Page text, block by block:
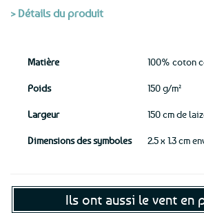
> Détails du produit
Matière 100% coton
Poids 150 g/m²
Largeur 150 cm de
Dimensions des symboles 2.5 x 1.3 cm
Ils ont aussi le vent en